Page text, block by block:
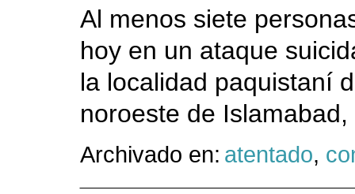
Al menos siete
hoy en un ataque
la localidad paquistaní
noroeste de
Archivado en: atentado,